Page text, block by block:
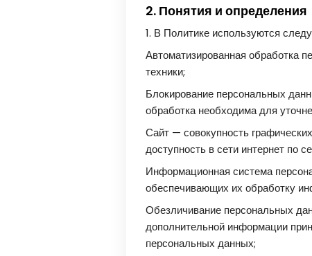
2. Понятия и определения
1. В Политике используются
Автоматизированная обработка
техники;
Блокирование персональных
обработка необходима для
Сайт — совокупность
доступность в сети интернет
Информационная система
обеспечивающих их обработку
Обезличивание персональных
дополнительной информации
персональных данных;